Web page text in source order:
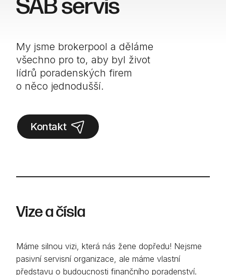
SAB servis
My jsme brokerpool a děláme
všechno pro to, aby byl život
lídrů poradenských firem
o něco jednodušší.
Kontakt
Vize a čísla
Máme silnou vizi, která nás žene dopředu! Nejsme
pasivní servisní organizace, ale máme vlastní
představu o budoucnosti finančního poradenství.